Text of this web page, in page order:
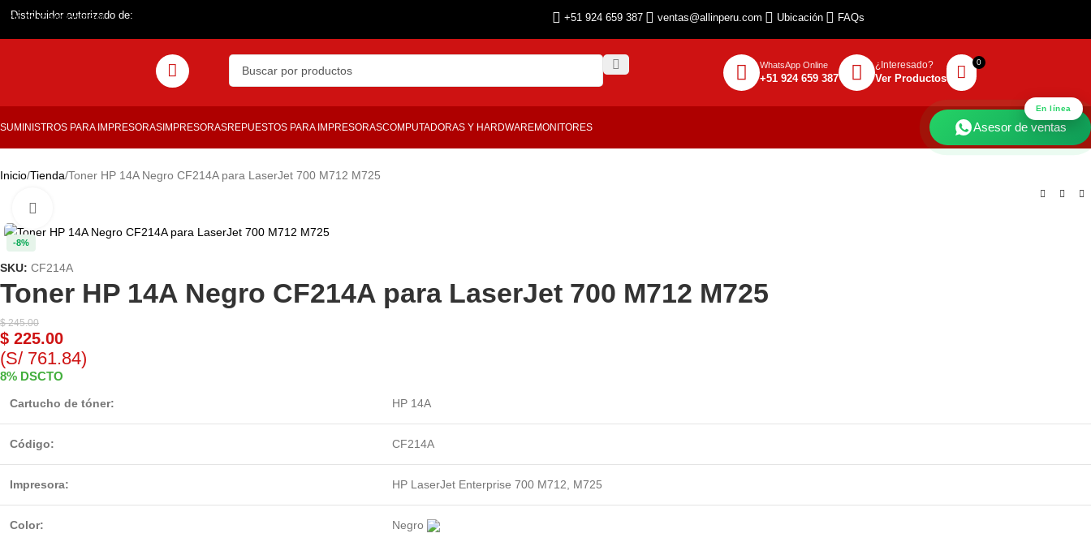
Skip to main content
Distribuidor autorizado de: +51 924 659 387 ventas@allinperu.com Ubicación FAQs
WhatsApp Online
+51 924 659 387
¿Interesado?
Ver Productos
SUMINISTROS PARA IMPRESORAS IMPRESORASREPUESTOS PARA IMPRESORASCOMPUTADORAS Y HARDWAREMONITORES
En línea
Asesor de ventas
Inicio Tienda Toner HP 14A Negro CF214A para LaserJet 700 M712 M725
-8%
SKU: CF214A
Toner HP 14A Negro CF214A para LaserJet 700 M712 M725
$245.00
$ 225.00
(S/ 761.84)
8% DSCTO
Cartucho de tóner: HP 14A
Código: CF214A
Impresora: HP LaserJet Enterprise 700 M712, M725
Color: Negro